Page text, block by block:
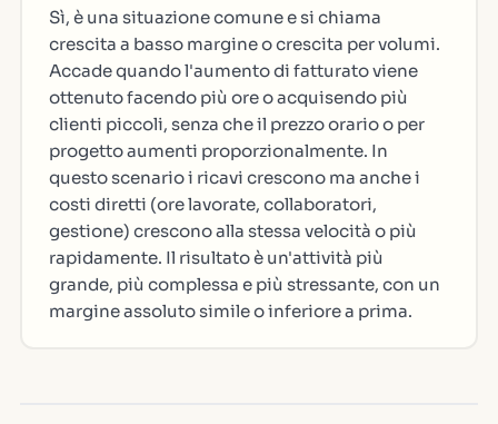
Sì, è una situazione comune e si chiama
crescita a basso margine o crescita per volumi.
Accade quando l'aumento di fatturato viene
ottenuto facendo più ore o acquisendo più
clienti piccoli, senza che il prezzo orario o per
progetto aumenti proporzionalmente. In
questo scenario i ricavi crescono ma anche i
costi diretti (ore lavorate, collaboratori,
gestione) crescono alla stessa velocità o più
rapidamente. Il risultato è un'attività più
grande, più complessa e più stressante, con un
margine assoluto simile o inferiore a prima.